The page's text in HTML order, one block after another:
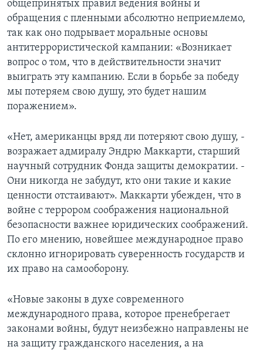
общепринятых правил ведения войны и
обращения с пленными абсолютно неприемлемо,
так как оно подрывает моральные основы
антитеррористической кампании: «Возникает
вопрос о том, что в действительности значит
выиграть эту кампанию. Если в борьбе за победу
мы потеряем свою душу, это будет нашим
поражением».
«Нет, американцы вряд ли потеряют свою душу, -
возражает адмиралу Эндрю Маккарти, старший
научный сотрудник Фонда защиты демократии. -
Они никогда не забудут, кто они такие и какие
ценности отстаивают». Маккарти убежден, что в
войне с террором соображения национальной
безопасности важнее юридических соображений.
По его мнению, новейшее международное право
склонно игнорировать суверенность государств и
их право на самооборону.
«Новые законы в духе современного
международного права, которое пренебрегает
законами войны, будут неизбежно направлены не
на защиту гражданского населения, а на